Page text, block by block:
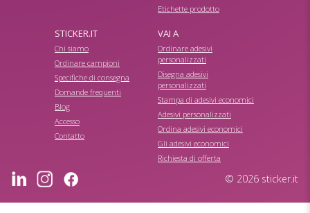
Etichette prodotto
STICKER.IT
Chi siamo
Ordinare campioni
Specifiche di consegna
Domande frequenti
Blog
Accesso
Contatto
VAI A
Ordinare adesivi
personalizzati
Disegna adesivi
personalizzati
Stampa di adesivi economici
Adesivi personalizzati
Ordina adesivi economici
Gli adesivi economici
Richiesta di offerta
© 2026 sticker.it